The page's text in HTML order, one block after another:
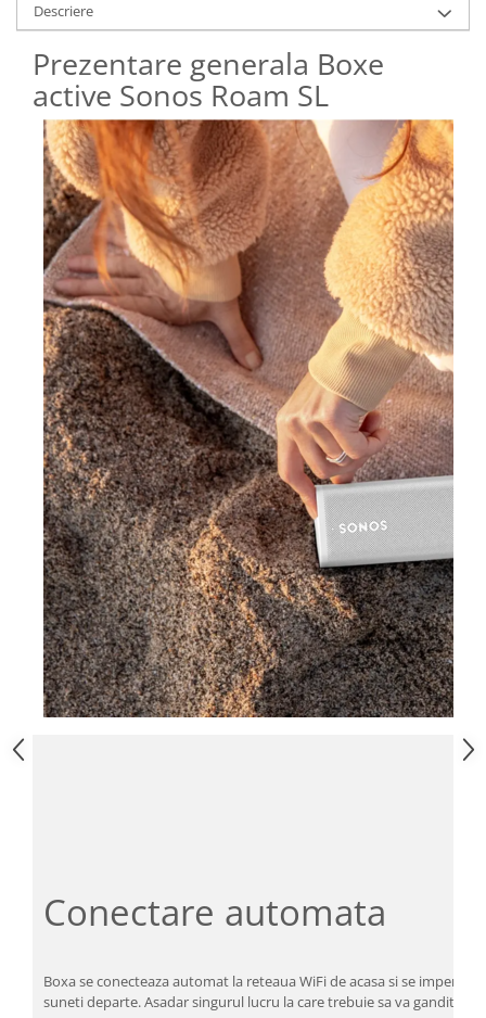
Descriere
Prezentare generala Boxe
active Sonos Roam SL
Conectare automata
Boxa se conecteaza automat la reteaua WiFi de acasa si se
suneti departe. Asadar singurul lucru la care trebuie sa va ganditi